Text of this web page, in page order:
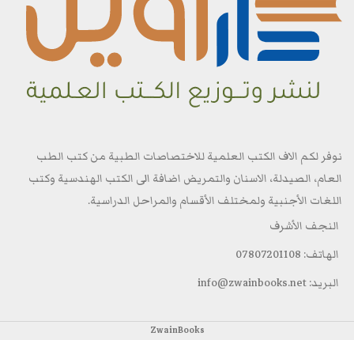
نوفر لكم الاف الكتب العلمية للاختصاصات الطبية من كتب الطب
العام، الصيدلة، الاسنان والتمريض اضافة الى الكتب الهندسية وكتب
اللغات الأجنبية ولمختلف الأقسام والمراحل الدراسية.
النجف الأشرف
الهاتف: 07807201108
البريد: info@zwainbooks.net
ZwainBooks